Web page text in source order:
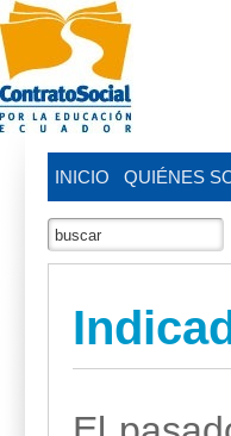
INICIO QUIÉNES